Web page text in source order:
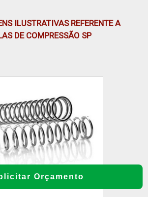
ILUSTRATIVAS REFERENTE A
DE COMPRESSÃO SP
Orçamento